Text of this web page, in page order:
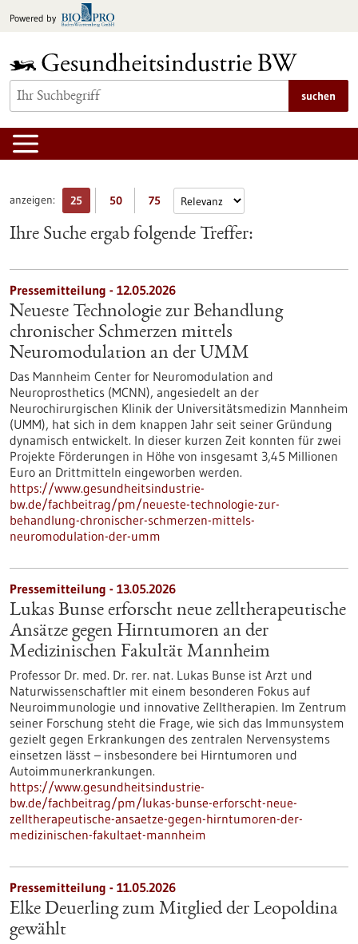
Inhalt
Powered by
suchen
anzeigen: 25 50 75
Ihre Suche ergab folgende Treffer:
Pressemitteilung - 12.05.2026
Neueste Technologie zur Behandlung
chronischer Schmerzen mittels
Neuromodulation an der UMM
Das Mannheim Center for Neuromodulation and
Neuroprosthetics (MCNN), angesiedelt an der
Neurochirurgischen Klinik der Universitätsmedizin Mannheim
(UMM), hat sich in dem knappen Jahr seit seiner Gründung
dynamisch entwickelt. In dieser kurzen Zeit konnten für zwei
Projekte Förderungen in Höhe von insgesamt 3,45 Millionen
Euro an Drittmitteln eingeworben werden.
https://www.gesundheitsindustrie-
bw.de/fachbeitrag/pm/neueste-technologie-zur-
behandlung-chronischer-schmerzen-mittels-
neuromodulation-der-umm
Pressemitteilung - 13.05.2026
Lukas Bunse erforscht neue zelltherapeutische
Ansätze gegen Hirntumoren an der
Medizinischen Fakultät Mannheim
Professor Dr. med. Dr. rer. nat. Lukas Bunse ist Arzt und
Naturwissenschaftler mit einem besonderen Fokus auf
Neuroimmunologie und innovative Zelltherapien. Im Zentrum
seiner Forschung steht die Frage, wie sich das Immunsystem
gezielt gegen Erkrankungen des zentralen Nervensystems
einsetzen lässt – insbesondere bei Hirntumoren und
Autoimmunerkrankungen.
https://www.gesundheitsindustrie-
bw.de/fachbeitrag/pm/lukas-bunse-erforscht-neue-
zelltherapeutische-ansaetze-gegen-hirntumoren-der-
medizinischen-fakultaet-mannheim
Pressemitteilung - 11.05.2026
Elke Deuerling zum Mitglied der Leopoldina
gewählt